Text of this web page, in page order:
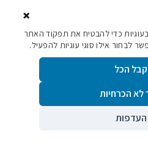
054-760-
· כל הזכויות שמורות
×
כדי להבטיח את תפקוד האתר
לבחור אילו סוגי עוגיות להפעיל.
קבל הכל
לא הכרחיות
העדפות